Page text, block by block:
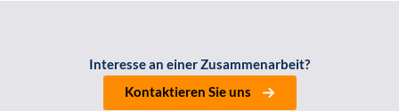
Inter­es­se an einer Zusam­men­ar­beit?
Kon­tak­tie­ren Sie uns